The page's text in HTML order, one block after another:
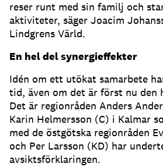
reser runt med sin familj och
aktiviteter, säger Joacim
Lindgrens Värld.
En hel del synergieffekter
Idén om ett utökat samarbete
tid, även om det är först nu den
Det är regionråden Anders
Karin Helmersson (C) i Kalmar
med de östgötska regionråden
och Per Larsson (KD) har
avsiktsförklaringen.